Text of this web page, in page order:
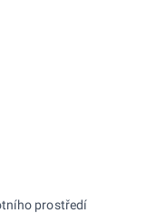
prostředí